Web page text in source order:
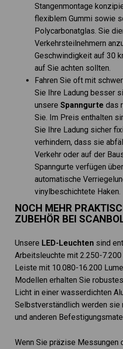
Stangenmontage
flexiblem Gummi sowie
Polycarbonatglas. Sie
Verkehrsteilnehmern
Geschwindigkeit auf 30
auf Sie achten sollten.
Fahren Sie oft mit
Sie Ihre Ladung besser
unsere Spanngurte das
Sie. Im Preis enthalten
Sie Ihre Ladung sicher
verhindern, dass sie
Verkehr oder auf der
Spanngurte verfügen
automatische
vinylbeschichtete Haken.
NOCH MEHR
ZUBEHÖR BEI
Unsere LED-Leuchten sind
Arbeitsleuchte mit 2.250-
Leiste mit 10.080-16.200
Modellen erhalten Sie
Licht in einer wasserdichten
Selbstverständlich werden sie
und anderen
Wenn Sie präzise Messungen